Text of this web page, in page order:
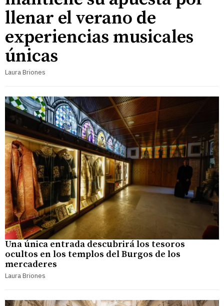
llenar el verano de
experiencias musicales
únicas
Laura Briones
Una única entrada descubrirá los tesoros
ocultos en los templos del Burgos de los
mercaderes
Laura Briones